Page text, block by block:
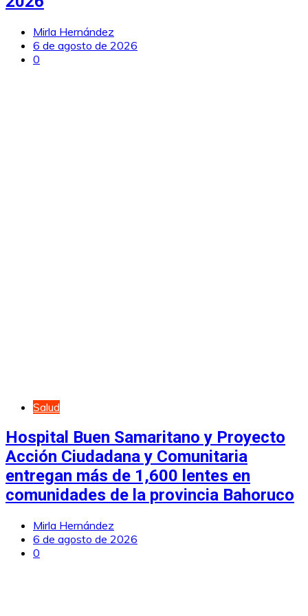
Mirla Hernández
6 de agosto de 2026
0
Salud
Hospital Buen Samaritano y Proyecto
Acción Ciudadana y Comunitaria
entregan más de 1,600 lentes en
comunidades de la provincia Bahoruco
Mirla Hernández
6 de agosto de 2026
0